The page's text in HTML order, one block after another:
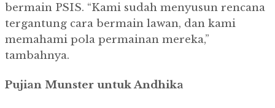
bermain PSIS. “Kami sudah menyusun rencana
tergantung cara bermain lawan, dan kami
memahami pola permainan mereka,”
tambahnya.
Pujian Munster untuk Andhika